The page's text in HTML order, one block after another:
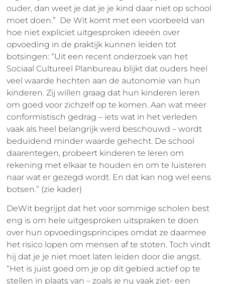
ouder, dan weet je dat je je kind daar niet op school
moet doen.” De Wit komt met een voorbeeld van
hoe niet expliciet uitgesproken ideeën over
opvoeding in de praktijk kunnen leiden tot
botsingen: “Uit een recent onderzoek van het
Sociaal Cultureel Planbureau blijkt dat ouders heel
veel waarde hechten aan de autonomie van hun
kinderen. Zij willen graag dat hun kinderen leren
om goed voor zichzelf op te komen. Aan wat meer
conformistisch gedrag – iets wat in het verleden
vaak als heel belangrijk werd beschouwd – wordt
beduidend minder waarde gehecht. De school
daarentegen, probeert kinderen te leren om
rekening met elkaar te houden en om te luisteren
naar wat er gezegd wordt. En dat kan nog wel eens
botsen.” (zie kader)
DeWit begrijpt dat het voor sommige scholen best
eng is om hele uitgesproken uitspraken te doen
over hun opvoedingsprincipes omdat ze daarmee
het risico lopen om mensen af te stoten. Toch vindt
hij dat je je niet moet laten leiden door die angst.
“Het is juist goed om je op dit gebied actief op te
stellen in plaats van – zoals je nu vaak ziet- een